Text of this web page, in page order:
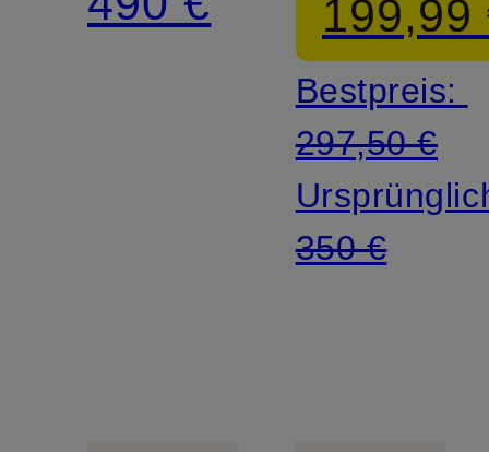
199,99
Bestpreis:
297,50 €
350 €